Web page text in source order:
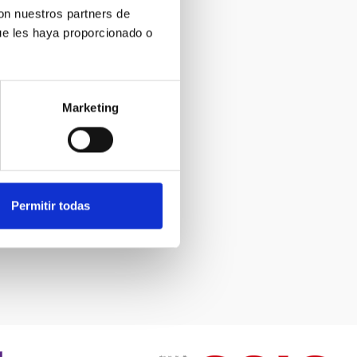
nuestros partners de
les haya proporcionado o
Marketing
Permitir todas